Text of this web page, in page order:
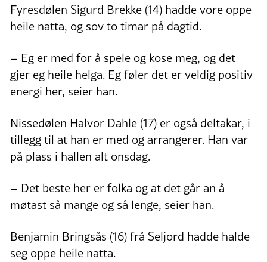
Fyresdølen Sigurd Brekke (14) hadde vore oppe
heile natta, og sov to timar på dagtid.
– Eg er med for å spele og kose meg, og det
gjer eg heile helga. Eg føler det er veldig positiv
energi her, seier han.
Nissedølen Halvor Dahle (17) er også deltakar, i
tillegg til at han er med og arrangerer. Han var
på plass i hallen alt onsdag.
– Det beste her er folka og at det går an å
møtast så mange og så lenge, seier han.
Benjamin Bringsås (16) frå Seljord hadde halde
seg oppe heile natta.